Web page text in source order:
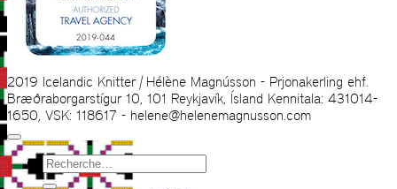
2019 Icelandic Knitter | Hélène Magnússon - Prjonakerling ehf.
Bræðraborgarstígur 10, 101 Reykjavík, Ísland Kennitala: 431014-
1650, VSK: 118617 - helene@helenemagnusson.com
Recherche
pour :